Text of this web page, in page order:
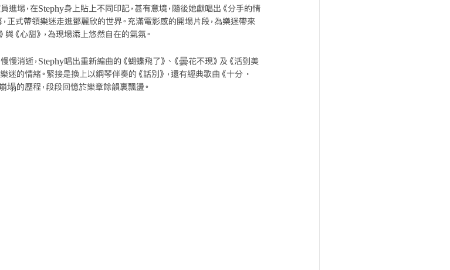
進場，在Stephy身上貼上不同印記，甚有意境，隨後她獻唱出《分手的情
正式帶領樂迷走進鄧麗欣的世界。充滿電影感的開場片段，為樂迷帶來
《心甜》，為現場添上悠然自在的氣氛。
慢消逝，Stephy唱出重新編曲的《蝴蝶飛了》、《曇花不現》及《活到美
迷的情緒。緊接是換上以鋼琴伴奏的《話別》，還有經典歌曲《十分・
塌的歷程，段段回憶於樂章餘韻裏飄盪。